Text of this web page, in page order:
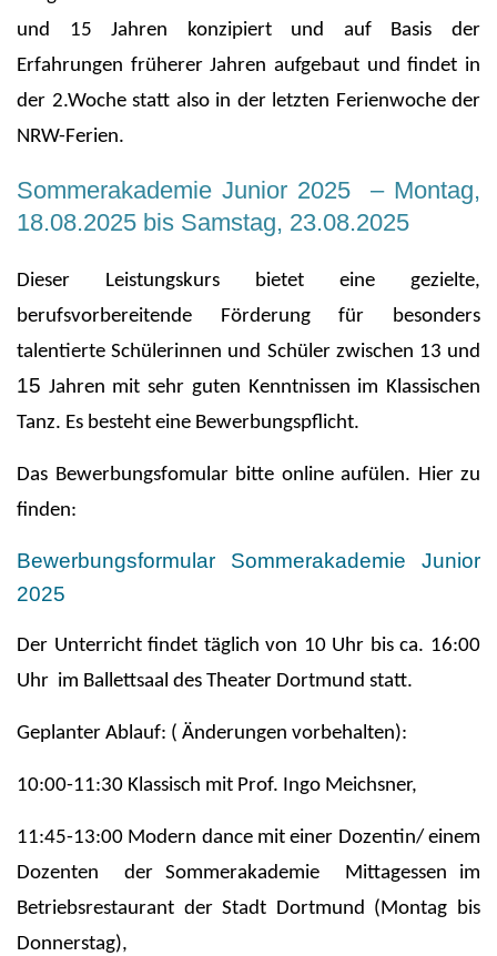
und 15 Jahren konzipiert und auf Basis der
Erfahrungen früherer Jahren aufgebaut und findet in
der 2.Woche statt also in der letzten Ferienwoche der
NRW-Ferien.
Sommerakademie Junior 2025 – Montag,
18.08.2025 bis Samstag, 23.08.2025
Dieser Leistungskurs bietet eine gezielte,
berufsvorbereitende Förderung für besonders
talentierte Schülerinnen und Schüler zwischen 13 und
15 Jahren mit sehr guten Kenntnissen im Klassischen
Tanz. Es besteht eine Bewerbungspflicht.
Das Bewerbungsfomular bitte online aufülen. Hier zu
finden:
Bewerbungsformular Sommerakademie Junior
2025
Der Unterricht findet täglich von 10 Uhr bis ca. 16:00
Uhr im Ballettsaal des Theater Dortmund statt.
Geplanter Ablauf: ( Änderungen vorbehalten):
10:00-11:30 Klassisch mit Prof. Ingo Meichsner,
11:45-13:00 Modern dance mit einer Dozentin/ einem
Dozenten der Sommerakademie Mittagessen im
Betriebsrestaurant der Stadt Dortmund (Montag bis
Donnerstag),